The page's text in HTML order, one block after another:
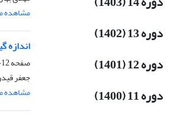
دوره 13 (1402)
دوره 12 (1401)
دوره 11 (1400)
مشاهده
اندازه
صفحه12-21
جعفر
مشاهده